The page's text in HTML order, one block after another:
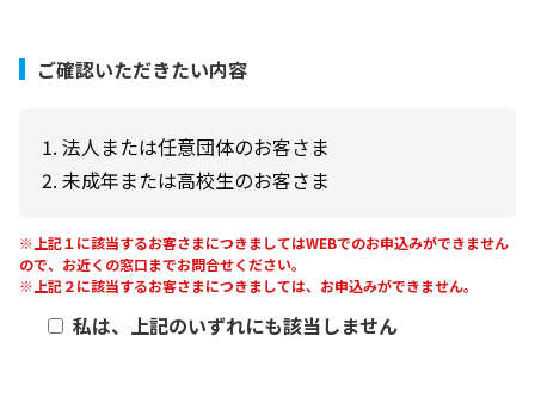
ご確認いただきたい内容
法人または任意団体のお客さま
未成年または高校生のお客さま
※上記１に該当するお客さまにつきましてはWEBでのお申込みができません
ので、お近くの窓口までお問合せください。
※上記２に該当するお客さまにつきましては、お申込みができません。
私は、上記のいずれにも該当しません